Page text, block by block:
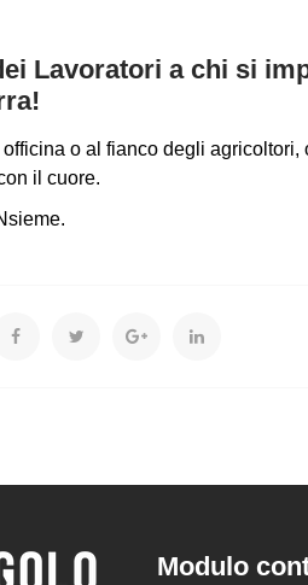
Lavoratori a chi si
o al fianco degli
il cuore.
Modulo